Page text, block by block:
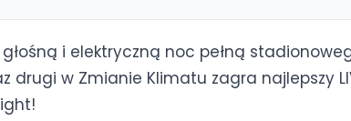
i elektryczną noc pełną
drugi w Zmianie Klimatu zagra najlepszy